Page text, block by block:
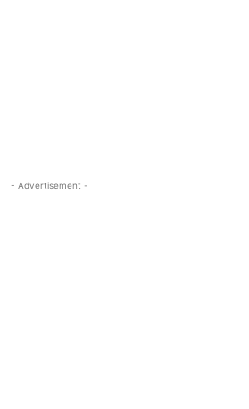
- Advertisement -